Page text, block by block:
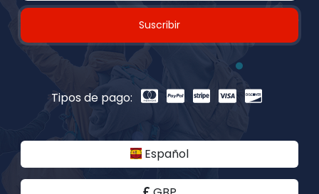
Suscribir
Tipos de pago:
Español